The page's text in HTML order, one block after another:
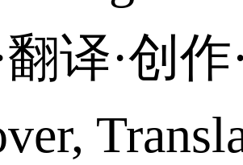
翻译·创